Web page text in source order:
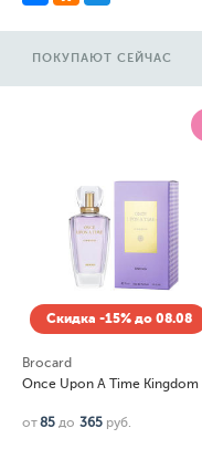
ПОКУПАЮТ СЕЙЧАС
-15% до 08.08
A Time Kingdom
365 руб.